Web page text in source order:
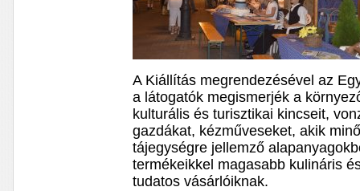
A Kiállítás megrendezésével az
a látogatók megismerjék a
kulturális és turisztikai kincseit,
gazdákat, kézműveseket, akik
tájegységre jellemző
termékeikkel magasabb kulináris
tudatos vásárlóiknak.